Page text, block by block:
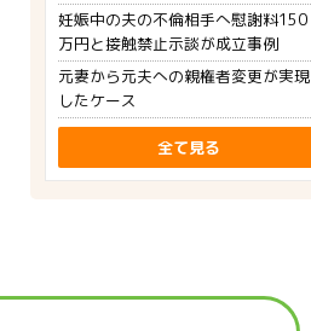
妊娠中の夫の不倫相手へ慰謝料150
万円と接触禁止示談が成立事例
元妻から元夫への親権者変更が実現
したケース
全て見る